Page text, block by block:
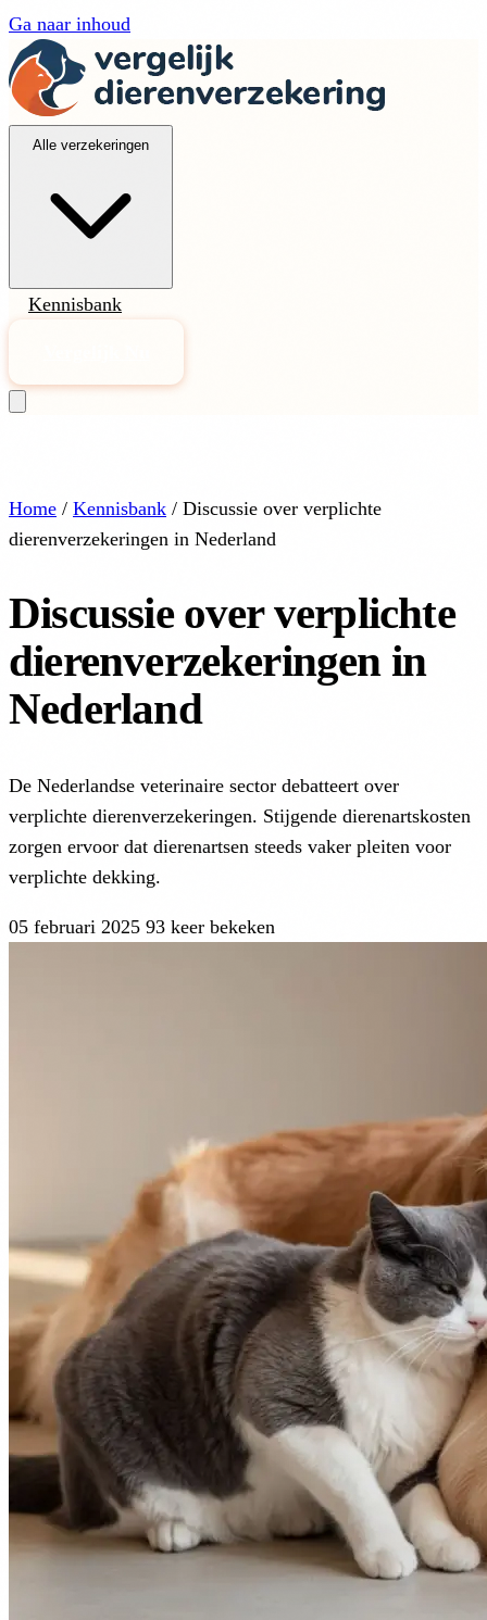
Ga naar inhoud
Alle verzekeringen
Kennisbank
Home / Kennisbank / Discussie over verplichte
dierenverzekeringen in Nederland
Discussie over verplichte
dierenverzekeringen in
Nederland
De Nederlandse veterinaire sector debatteert over
verplichte dierenverzekeringen. Stijgende dierenartskosten
zorgen ervoor dat dierenartsen steeds vaker pleiten voor
verplichte dekking.
05 februari 2025 93 keer bekeken